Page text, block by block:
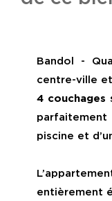
Bandol -
centre-ville
4 couchages
parfaitement
piscine et
entièrement